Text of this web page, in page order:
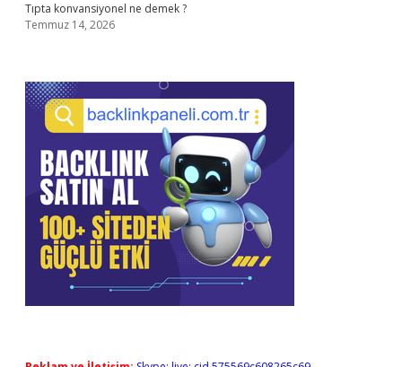
Tıpta konvansiyonel ne demek ?
Temmuz 14, 2026